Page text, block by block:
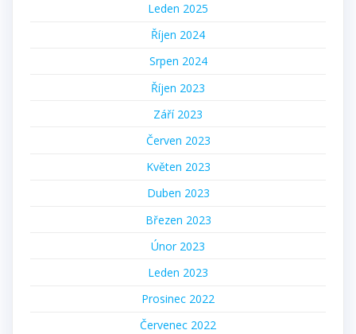
Leden 2025
Říjen 2024
Srpen 2024
Říjen 2023
Září 2023
Červen 2023
Květen 2023
Duben 2023
Březen 2023
Únor 2023
Leden 2023
Prosinec 2022
Červenec 2022